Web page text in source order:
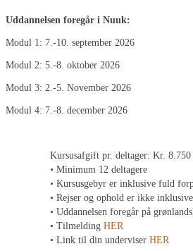
Uddannelsen foregår i Nuuk:
Modul 1: 7.-10. september 2026
Modul 2: 5.-8. oktober 2026
Modul 3: 2.-5. November 2026
Modul 4: 7.-8. december 2026
Kursusafgift pr. deltager: Kr.
• Minimum 12 deltagere
• Kursusgebyr er inklusive fuld
• Rejser og ophold er ikke inklusive
• Uddannelsen foregår på
• Tilmelding HER
• Link til din underviser HER